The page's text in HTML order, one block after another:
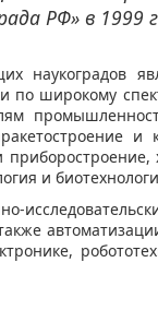
РФ» в 1999
наукоградов
по широкому
и